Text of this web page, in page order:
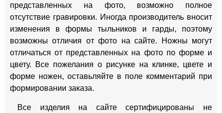
представленных на фото, возможно полное
отсутствие гравировки. Иногда производитель вносит
изменения в формы тыльников и гарды, поэтому
возможны отличия от фото на сайте. Ножны могут
отличаться от представленных на фото по форме и
цвету. Все пожелания о рисунке на клинке, цвете и
форме ножен, оставьляйте в поле комментарий при
формировании заказа.
Все изделия на сайте сертифицированы не